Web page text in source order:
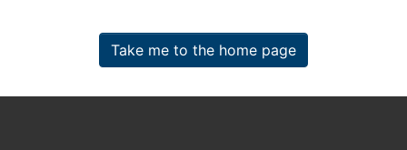
Take me to the home page